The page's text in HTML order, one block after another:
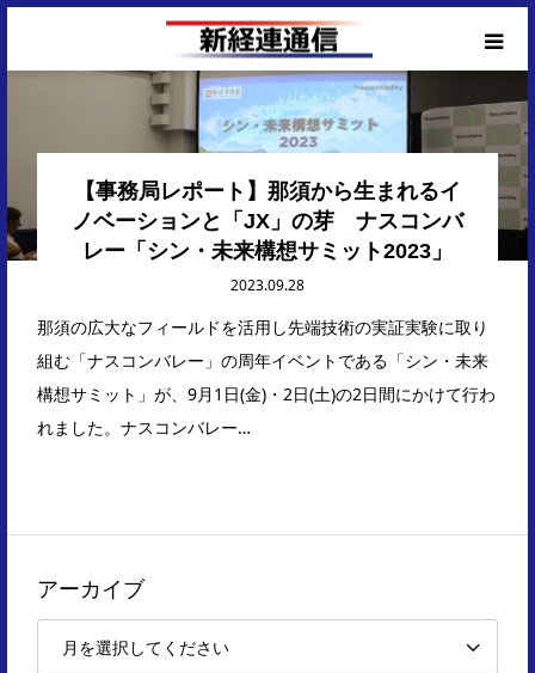
【事務局レポート】那須から生まれるイ
ノベーションと「JX」の芽 ナスコンバ
レー「シン・未来構想サミット2023」
2023.09.28
那須の広大なフィールドを活用し先端技術の実証実験に取り
組む「ナスコンバレー」の周年イベントである「シン・未来
構想サミット」が、9月1日(金)・2日(土)の2日間にかけて行わ
れました。ナスコンバレー…
アーカイブ
Corporate Top